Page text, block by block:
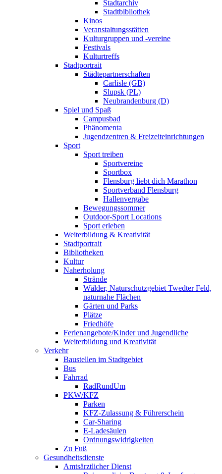
Stadtarchiv
Stadtbibliothek
Kinos
Veranstaltungsstätten
Kulturgruppen und -vereine
Festivals
Kulturtreffs
Stadtportrait
Städtepartnerschaften
Carlisle (GB)
Slupsk (PL)
Neubrandenburg (D)
Spiel und Spaß
Campusbad
Phänomenta
Jugendzentren & Freizeiteinrichtungen
Sport
Sport treiben
Sportvereine
Sportbox
Flensburg liebt dich Marathon
Sportverband Flensburg
Hallenvergabe
Bewegungssommer
Outdoor-Sport Locations
Sport erleben
Weiterbildung & Kreativität
Stadtportrait
Bibliotheken
Kultur
Naherholung
Strände
Wälder, Naturschutzgebiet Twedter Feld,
naturnahe Flächen
Gärten und Parks
Plätze
Friedhöfe
Ferienangebote/Kinder und Jugendliche
Weiterbildung und Kreativität
Verkehr
Baustellen im Stadtgebiet
Bus
Fahrrad
RadRundUm
PKW/KFZ
Parken
KFZ-Zulassung & Führerschein
Car-Sharing
E-Ladesäulen
Ordnungswidrigkeiten
Zu Fuß
Gesundheitsdienste
Amtsärztlicher Dienst